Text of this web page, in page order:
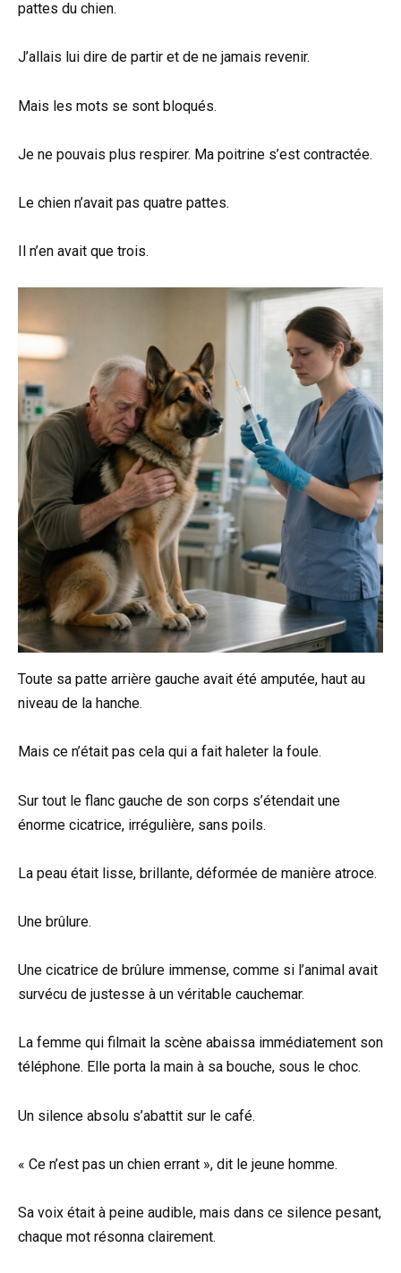
pattes du chien.
J’allais lui dire de partir et de ne jamais revenir.
Mais les mots se sont bloqués.
Je ne pouvais plus respirer. Ma poitrine s’est contractée.
Le chien n’avait pas quatre pattes.
Il n’en avait que trois.
Toute sa patte arrière gauche avait été amputée, haut au
niveau de la hanche.
Mais ce n’était pas cela qui a fait haleter la foule.
Sur tout le flanc gauche de son corps s’étendait une
énorme cicatrice, irrégulière, sans poils.
La peau était lisse, brillante, déformée de manière atroce.
Une brûlure.
Une cicatrice de brûlure immense, comme si l’animal avait
survécu de justesse à un véritable cauchemar.
La femme qui filmait la scène abaissa immédiatement son
téléphone. Elle porta la main à sa bouche, sous le choc.
Un silence absolu s’abattit sur le café.
« Ce n’est pas un chien errant », dit le jeune homme.
Sa voix était à peine audible, mais dans ce silence pesant,
chaque mot résonna clairement.